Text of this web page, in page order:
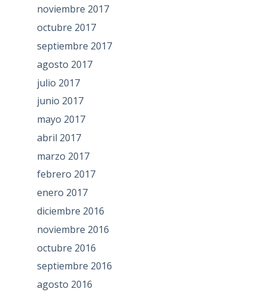
noviembre 2017
octubre 2017
septiembre 2017
agosto 2017
julio 2017
junio 2017
mayo 2017
abril 2017
marzo 2017
febrero 2017
enero 2017
diciembre 2016
noviembre 2016
octubre 2016
septiembre 2016
agosto 2016